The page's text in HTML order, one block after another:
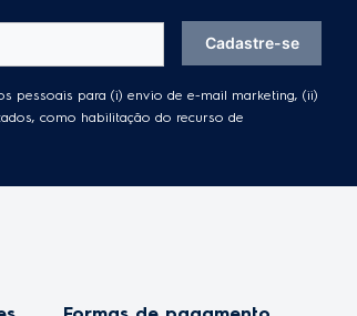
pessoais para (i) envio de e-mail marketing, (ii)
como habilitação do recurso de
Cadastre-se